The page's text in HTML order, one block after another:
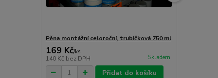
Pěna montážní celoroční, trubičková 750 ml
169 Kč/ks
140 Kč bez DPH Skladem
Přidat do košíku